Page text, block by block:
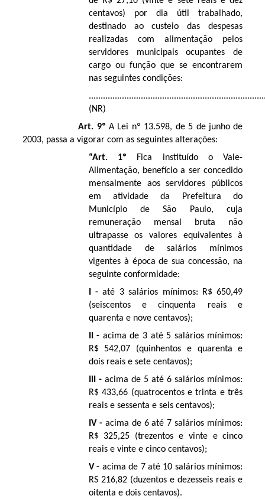
centavos) por dia útil trabalhado,
destinado ao custeio das despesas
realizadas com alimentação pelos
servidores municipais ocupantes de
cargo ou função que se encontrarem
nas seguintes condições:
(NR)
Art. 9º A Lei nº 13.598, de 5 de junho de
2003, passa a vigorar com as seguintes alterações:
“Art. 1º Fica instituído o Vale-
Alimentação, benefício a ser concedido
mensalmente aos servidores públicos
em atividade da Prefeitura do
Município de São Paulo, cuja
remuneração mensal bruta não
ultrapasse os valores equivalentes à
quantidade de salários mínimos
vigentes à época de sua concessão, na
seguinte conformidade:
I - até 3 salários mínimos: R$ 650,49
(seiscentos e cinquenta reais e
quarenta e nove centavos);
II - acima de 3 até 5 salários mínimos:
R$ 542,07 (quinhentos e quarenta e
dois reais e sete centavos);
III -acima de 5 até 6 salários mínimos:
R$ 433,66 (quatrocentos e trinta e três
reais e sessenta e seis centavos);
IV -acima de 6 até 7 salários mínimos:
R$ 325,25 (trezentos e vinte e cinco
reais e vinte e cinco centavos);
V - acima de 7 até 10 salários mínimos:
RS 216,82 (duzentos e dezesseis reais e
oitenta e dois centavos).